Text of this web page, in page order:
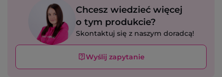
Chcesz wiedzieć więcej
o tym produkcie?
Skontaktuj się z naszym doradcą!
Wyślij zapytanie